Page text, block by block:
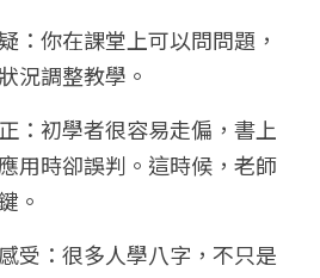
：你在課堂上可以問問題，
況調整教學。
：初學者很容易走偏，書上
用時卻誤判。這時候，老師
。
受：很多人學八字，不只是